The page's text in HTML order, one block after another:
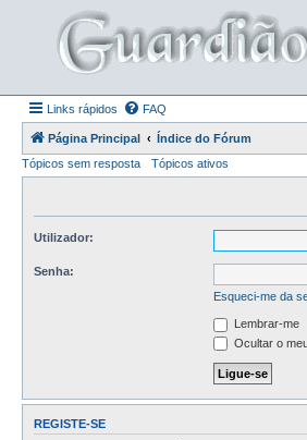
Links rápidos FAQ
Página Principal
Índice do Fórum
Tópicos sem resposta
Tópicos ativos
Utilizador:
Senha:
Esqueci-me da
Lembrar-me
Ocultar o
REGISTE-SE